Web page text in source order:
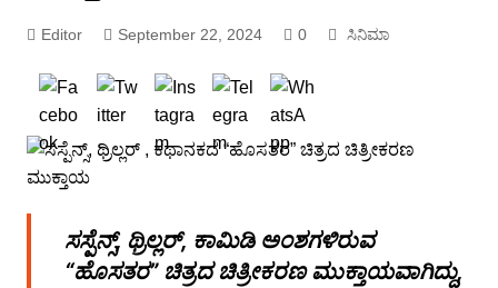
Editor September 22, 2024 0 ಸಿನಿಮಾ
ಸಸ್ಪೆನ್ಸ್, ಥ್ರಿಲ್ಲರ್, ಕಾಮಿಡಿ ಅಂಶಗಳಿರುವ
“ಹೊಸತರ” ಚಿತ್ರದ ಚಿತ್ರೀಕರಣ ಮುಕ್ತಾಯವಾಗಿದ್ದು,